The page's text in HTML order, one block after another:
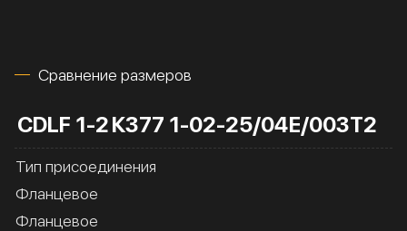
Сравнение размеров
CDLF 1-2К377 1-02-25/04Е/003Т2
Тип присоединения
Фланцевое
Фланцевое